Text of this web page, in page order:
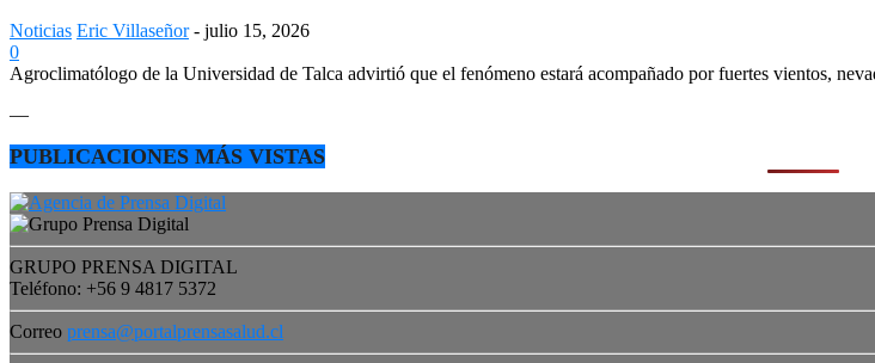
Noticias Eric Villaseñor - julio 15, 2026
0
Agroclimatólogo de la Universidad de Talca advirtió que el fenómeno estará acompañado por fuertes vientos,
—
PUBLICACIONES MÁS VISTAS
GRUPO PRENSA DIGITAL
Teléfono: +56 9 4817 5372
Correo prensa@portalprensasalud.cl